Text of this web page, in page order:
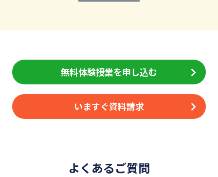
無料体験授業を申し込む
いますぐ資料請求
よくあるご質問